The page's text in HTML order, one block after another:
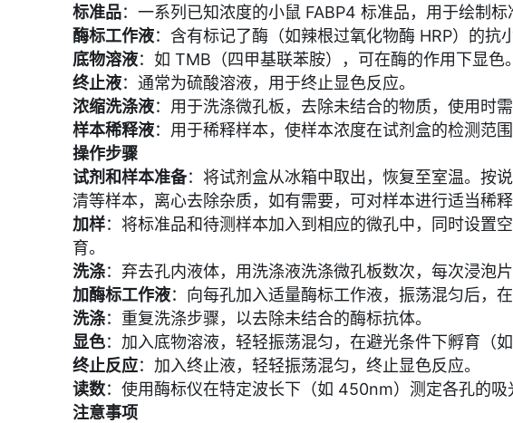
标准品：一系列已知浓度的小鼠 FABP4 标准品，用于绘制标
酶标工作液：含有标记了酶（如辣根过氧化物酶 HRP）的抗
底物溶液：如 TMB（四甲基联苯胺），可在酶的作用下显色。
终止液：通常为硫酸溶液，用于终止显色反应。
浓缩洗涤液：用于洗涤微孔板，去除未结合的物质，使用时需
样本稀释液：用于稀释样本，使样本浓度在试剂盒的检测范围
操作步骤
试剂和样本准备：将试剂盒从冰箱中取出，恢复至室温。按
清等样本，离心去除杂质，如有需要，可对样本进行适当稀释
加样：将标准品和待测样本加入到相应的微孔中，同时设
育。
洗涤：弃去孔内液体，用洗涤液洗涤微孔板数次，每次浸泡
加酶标工作液：向每孔加入适量酶标工作液，振荡混匀后
洗涤：重复洗涤步骤，以去除未结合的酶标抗体。
显色：加入底物溶液，轻轻振荡混匀，在避光条件下孵育
终止反应：加入终止液，轻轻振荡混匀，终止显色反应。
读数：使用酶标仪在特定波长下（如 450nm）测定各孔的
注意事项